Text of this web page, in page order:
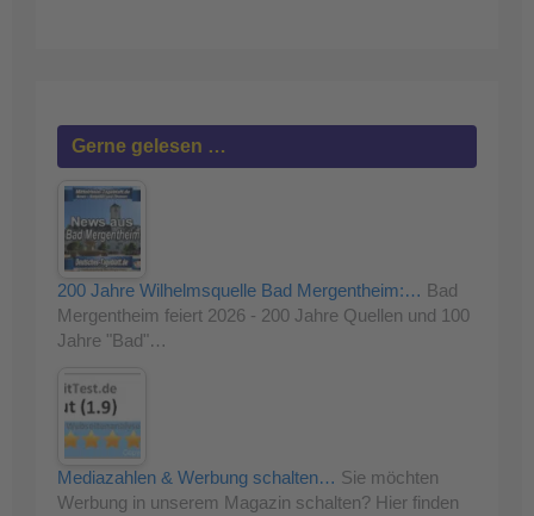
Gerne gelesen …
200 Jahre Wilhelmsquelle Bad Mergentheim:… Bad
Mergentheim feiert 2026 - 200 Jahre Quellen und 100
Jahre "Bad"…
Mediazahlen & Werbung schalten… Sie möchten
Werbung in unserem Magazin schalten? Hier finden